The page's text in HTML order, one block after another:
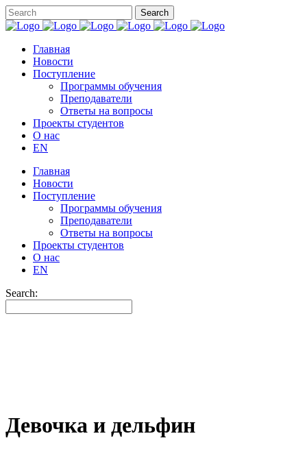
Главная
Новости
Поступление
Программы обучения
Преподаватели
Ответы на вопросы
Проекты студентов
О нас
EN
Главная
Новости
Поступление
Программы обучения
Преподаватели
Ответы на вопросы
Проекты студентов
О нас
EN
Search:
Девочка и дельфин